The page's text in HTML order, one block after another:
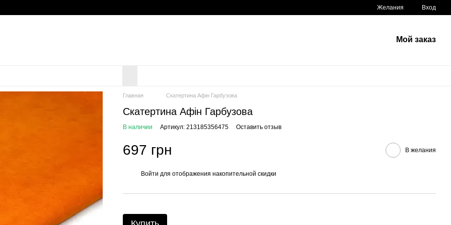
Желания Вход
Мой заказ
Главная Скатертина Афін Гарбузова
Скатертина Афін Гарбузова
В наличии Артикул: 213185356475 Оставить отзыв
697 грн В желания
Войти для отображения накопительной скидки